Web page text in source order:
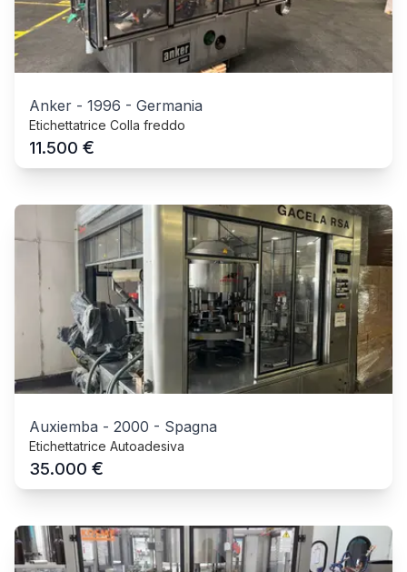
Anker - 1996 - Germania
Etichettatrice Colla freddo
11.500 €
Auxiemba - 2000 - Spagna
Etichettatrice Autoadesiva
35.000 €